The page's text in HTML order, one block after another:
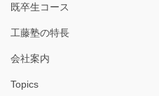
既卒生コース
工藤塾の特長
会社案内
Topics